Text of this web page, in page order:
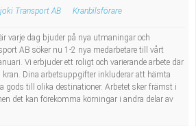
Transport AB Kranbilsförare
varje dag bjuder på nya utmaningar och
AB söker nu 1-2 nya medarbetare till vårt
Vi erbjuder ett roligt och varierande arbete där
Dina arbetsuppgifter inkluderar att hämta
gods till olika destinationer. Arbetet sker främst i
det kan förekomma körningar i andra delar av